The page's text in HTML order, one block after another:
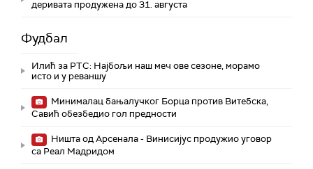
деривата продужена до 31. августа
Фудбал
Илић за РТС: Најбољи наш меч ове сезоне, морамо
исто и у реваншу
Минималац бањалучког Борца против Витебска,
Савић обезбедио гол предности
Ништа од Арсенала - Винисијус продужио уговор
са Реал Мадридом